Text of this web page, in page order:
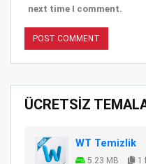
next time I comment.
ÜCRETSİZ
WT Temizlik
5.23 MB 1